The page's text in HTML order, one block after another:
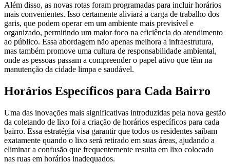
Além disso, as novas rotas foram programadas para incluir horários
mais convenientes. Isso certamente aliviará a carga de trabalho dos
garis, que podem operar em um ambiente mais previsível e
organizado, permitindo um maior foco na eficiência do atendimento
ao público. Essa abordagem não apenas melhora a infraestrutura,
mas também promove uma cultura de responsabilidade ambiental,
onde as pessoas passam a compreender o papel ativo que têm na
manutenção da cidade limpa e saudável.
Horários Específicos para Cada Bairro
Uma das inovações mais significativas introduzidas pela nova gestão
da coletando de lixo foi a criação de horários específicos para cada
bairro. Essa estratégia visa garantir que todos os residentes saibam
exatamente quando o lixo será retirado em suas áreas, ajudando a
eliminar a confusão que frequentemente resulta em lixo colocado
nas ruas em horários inadequados.